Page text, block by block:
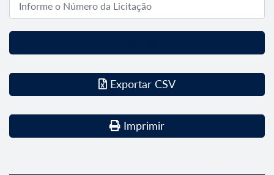
Exportar CSV
Imprimir